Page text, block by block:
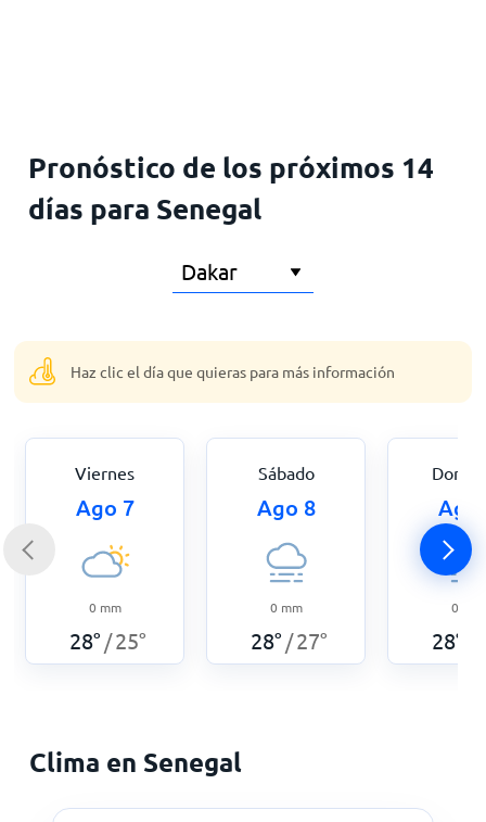
Pronóstico de los próximos 14
días para Senegal
Haz clic el día que quieras para más información
Viernes
Ago 7
0 mm
28° /25°
Sábado
Ago 8
0 mm
28° /27°
Ago
0
28°
Clima en Senegal